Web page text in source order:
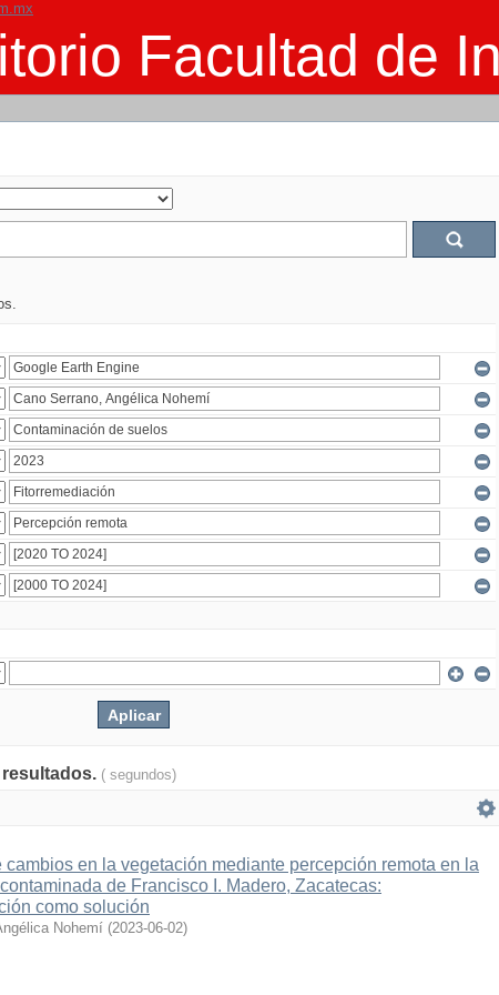
Facultad de
resultados. ( segundos)
cambios en la vegetación mediante percepción remota en la
de Francisco I. Madero, Zacatecas:
como solución
Nohemí (2023-06-02)